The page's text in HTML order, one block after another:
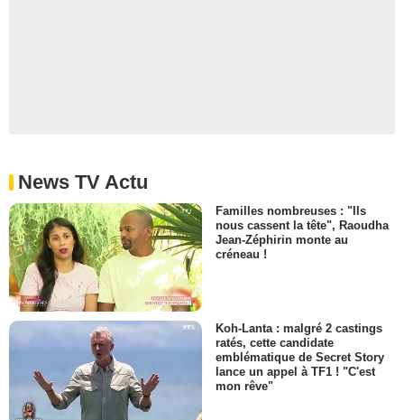
News TV Actu
Familles nombreuses : "Ils
nous cassent la tête", Raoudha
Jean-Zéphirin monte au
créneau !
Koh-Lanta : malgré 2 castings
ratés, cette candidate
emblématique de Secret Story
lance un appel à TF1 ! "C'est
mon rêve"